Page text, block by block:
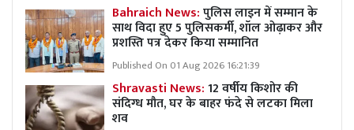
Bahraich News:पुलिस लाइन में सम्मान के
साथ विदा हुए 5 पुलिसकर्मी, शॉल ओढ़ाकर और
प्रशस्ति पत्र देकर किया सम्मानित
Published On 01 Aug 2026 16:21:39
Shravasti News:12 वर्षीय किशोर की
संदिग्ध मौत, घर के बाहर फंदे से लटका मिला
शव